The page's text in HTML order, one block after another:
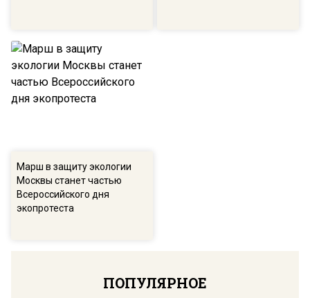
Марш в защиту экологии
Москвы станет частью
Всероссийского дня
экопротеста
ПОПУЛЯРНОЕ